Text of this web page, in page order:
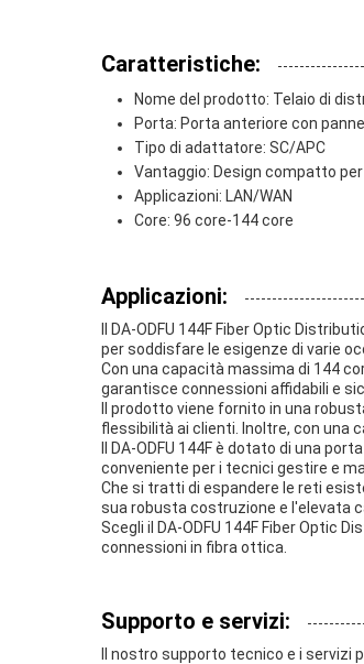
Caratteristiche:
Nome del prodotto: Telaio di
Porta: Porta anteriore con
Tipo di adattatore: SC/APC
Vantaggio: Design compatto
Applicazioni: LAN/WAN
Core: 96 core-144 core
Applicazioni:
Il DA-ODFU 144F Fiber Optic
per soddisfare le esigenze di varie
Con una capacità massima di 144
garantisce connessioni affidabili e
Il prodotto viene fornito in una
flessibilità ai clienti. Inoltre, con una
Il DA-ODFU 144F è dotato di una
conveniente per i tecnici gestire e
Che si tratti di espandere le reti
sua robusta costruzione e l'elevata
Scegli il DA-ODFU 144F Fiber Optic
connessioni in fibra ottica.
Supporto e servizi:
Il nostro supporto tecnico e i servizi